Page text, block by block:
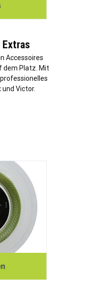
Accessoires
dem Platz. Mit
und Victor.